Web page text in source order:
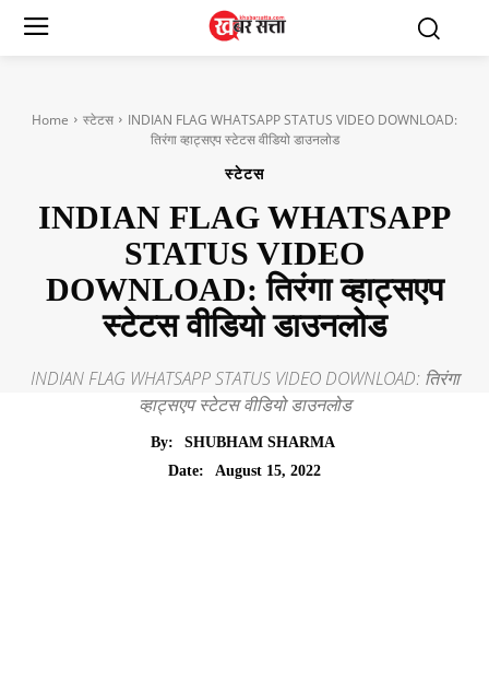
Home स्टेटस
INDIAN FLAG WHATSAPP STATUS VIDEO DOWNLOAD:
तिरंगा व्हाट्सएप स्टेटस वीडियो डाउनलोड
स्टेटस
INDIAN FLAG WHATSAPP
STATUS VIDEO
DOWNLOAD: तिरंगा व्हाट्सएप
स्टेटस वीडियो डाउनलोड
INDIAN FLAG WHATSAPP STATUS VIDEO DOWNLOAD: तिरंगा
व्हाट्सएप स्टेटस वीडियो डाउनलोड
By:
SHUBHAM SHARMA
Date:
August 15, 2022